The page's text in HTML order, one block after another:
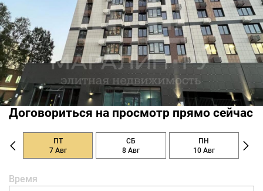
Договориться на просмотр прямо сейчас
ПТ
7 Авг
СБ
8 Авг
ПН
10 Авг
Время